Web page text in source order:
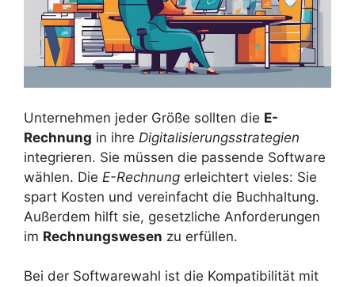
Unternehmen jeder Größe sollten die E-
Rechnung in ihre Digitalisierungsstrategien
integrieren. Sie müssen die passende Software
wählen. Die E-Rechnung erleichtert vieles: Sie
spart Kosten und vereinfacht die Buchhaltung.
Außerdem hilft sie, gesetzliche Anforderungen
im Rechnungswesen zu erfüllen.
Bei der Softwarewahl ist die Kompatibilität mit